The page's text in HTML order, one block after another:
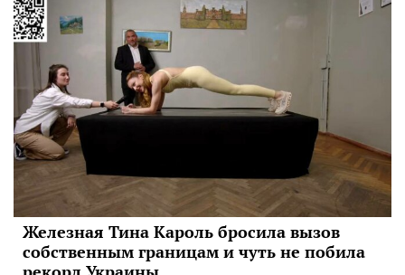
Железная Тина Кароль бросила вызов
собственным границам и чуть не побила